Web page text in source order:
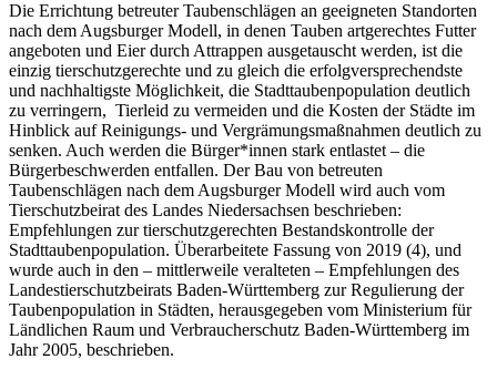
Die Errichtung betreuter Taubenschlägen an geeigneten Standorten
nach dem Augsburger Modell, in denen Tauben artgerechtes Futter
angeboten und Eier durch Attrappen ausgetauscht werden, ist die
einzig tierschutzgerechte und zu gleich die erfolgversprechendste
und nachhaltigste Möglichkeit, die Stadttaubenpopulation deutlich
zu verringern, Tierleid zu vermeiden und die Kosten der Städte im
Hinblick auf Reinigungs- und Vergrämungsmaßnahmen deutlich zu
senken. Auch werden die Bürger*innen stark entlastet – die
Bürgerbeschwerden entfallen. Der Bau von betreuten
Taubenschlägen nach dem Augsburger Modell wird auch vom
Tierschutzbeirat des Landes Niedersachsen beschrieben:
Empfehlungen zur tierschutzgerechten Bestandskontrolle der
Stadttaubenpopulation. Überarbeitete Fassung von 2019 (4), und
wurde auch in den – mittlerweile veralteten – Empfehlungen des
Landestierschutzbeirats Baden-Württemberg zur Regulierung der
Taubenpopulation in Städten, herausgegeben vom Ministerium für
Ländlichen Raum und Verbraucherschutz Baden-Württemberg im
Jahr 2005, beschrieben.